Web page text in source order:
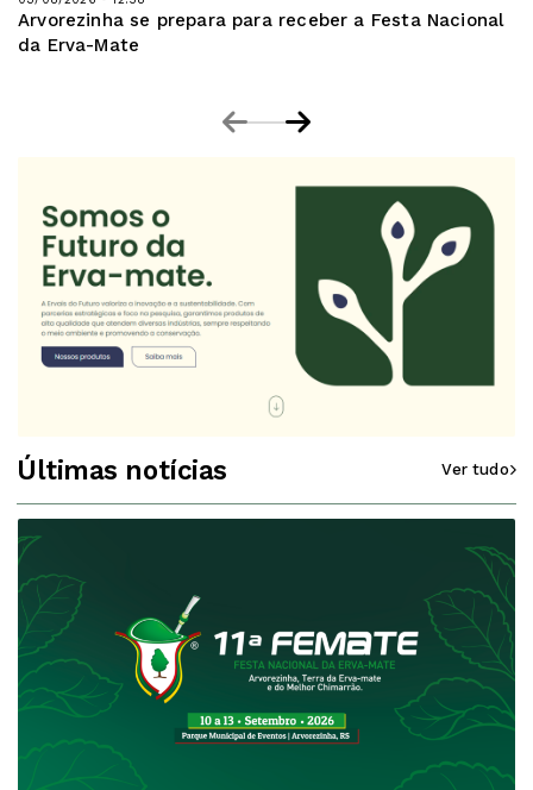
Arvorezinha se prepara para receber a Festa Nacional
da Erva-Mate
Últimas notícias Ver tudo